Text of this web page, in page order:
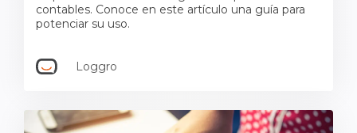
contables. Conoce en este artículo una guía para
potenciar su uso.
Loggro